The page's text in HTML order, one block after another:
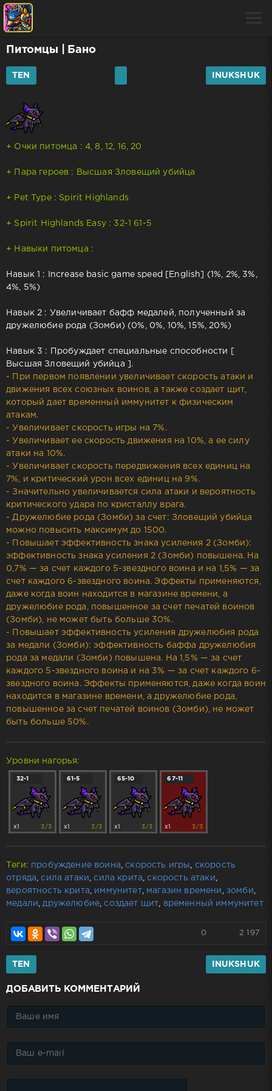
Питомцы | Бано
TEN INUKSHUK
+ Очки питомца : 4, 8, 12, 16, 20
+ Пара героев : Высшая Зловещий убийца
+ Pet Type : Spirit Highlands
+ Spirit Highlands Easy : 32-1 61-5
+ Навыки питомца :
Навык 1 : Increase basic game speed [English] (1%, 2%, 3%,
4%, 5%)
Навык 2 : Увеличивает бафф медалей, полученный за
дружелюбие рода (Зомби) (0%, 0%, 10%, 15%, 20%)
Навык 3 : Пробуждает специальные способности [
Высшая Зловещий убийца ].
- При первом появлении увеличивает скорость атаки и
движения всех союзных воинов, а также создает щит,
который дает временный иммунитет к физическим
атакам.
- Увеличивает скорость игры на 7%.
- Увеличивает ее скорость движения на 10%, а ее силу
атаки на 10%.
- Увеличивает скорость передвижения всех единиц на
7%, и критический урон всех единиц на 9%.
- Значительно увеличивается сила атаки и вероятность
критического удара по кристаллу врага.
- Дружелюбие рода (Зомби) за счет: Зловещий убийца
можно повысить максимум до 1500.
- Повышает эффективность знака усиления 2 (Зомби):
эффективность знака усиления 2 (Зомби) повышена. На
0,7% — за счет каждого 5-звездного воина и на 1,5% — за
счет каждого 6-звездного воина. Эффекты применяются,
даже когда воин находится в магазине времени, а
дружелюбие рода, повышенное за счет печатей воинов
(Зомби), не может быть больше 30%.
- Повышает эффективность усиления дружелюбия рода
за медали (Зомби): эффективность баффа дружелюбия
рода за медали (Зомби) повышена. На 1,5% — за счет
каждого 5-звездного воина и на 3% — за счет каждого 6-
звездного воина. Эффекты применяются, даже когда воин
находится в магазине времени, а дружелюбие рода,
повышенное за счет печатей воинов (Зомби), не может
быть больше 50%.
Уровни нагорья:
32-1
x1 3/3
61-5
x1 3/3
65-10
x1 3/3
67-11
x1 3/3
Теги: пробуждение воина ,скорость игры
скорость
отряда ,сила атаки ,сила крита ,скорость атаки
вероятность крита
иммунитет, магазин времени зомби
медали
дружелюбие ,создает щит временный иммунитет
0 2 197
TEN INUKSHUK
ДОБАВИТЬ КОММЕНТАРИЙ